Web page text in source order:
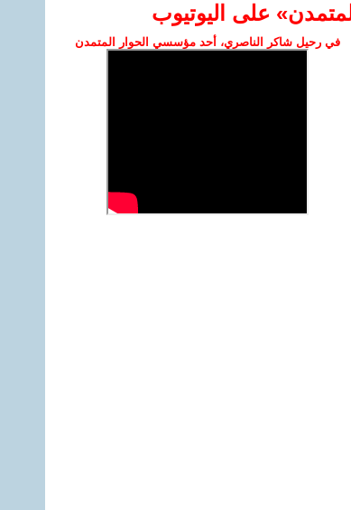
على اليوتيوب
في رحيل شاكر الناصري، أحد مؤسسي الحوار المتمدن